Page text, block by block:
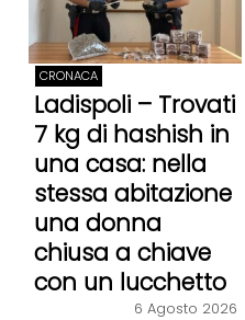
CRONACA
Ladispoli – Trovati
7 kg di hashish in
una casa: nella
stessa abitazione
una donna
chiusa a chiave
con un lucchetto
6 Agosto 2026